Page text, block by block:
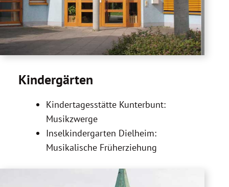
Kindergärten
Kindertagesstätte Kunterbunt:
Musikzwerge
Inselkindergarten Dielheim:
Musikalische Früherziehung